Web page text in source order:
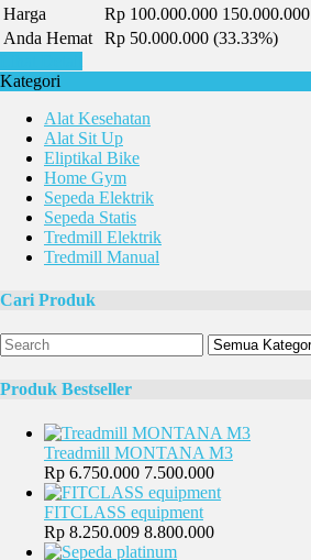
Harga
Rp 100.000.000 150.000.000
Anda Hemat
Rp 50.000.000 (33.33%)
Kategori
Alat Kesehatan
Alat Sit Up
Eliptikal Bike
Home Gym
Sepeda Elektrik
Sepeda Statis
Tredmill Elektrik
Tredmill Manual
Cari Produk
Produk Bestseller
Treadmill MONTANA M3
Rp 6.750.000 7.500.000
FITCLASS equipment
Rp 8.250.009 8.800.000